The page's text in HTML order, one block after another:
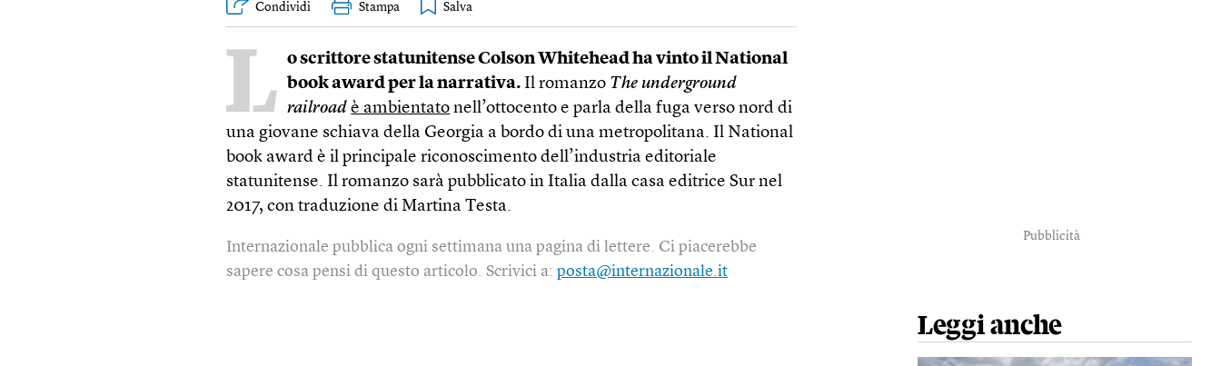
Condividi Stampa
L o scrittore statunitense Colson Whitehead ha vinto il National
book award per la narrativa. Il romanzo The underground
railroad è ambientato nell’ottocento e parla della fuga verso nord di
una giovane schiava della Georgia a bordo di una metropolitana. Il National
book award è il principale riconoscimento dell’industria editoriale
statunitense. Il romanzo sarà pubblicato in Italia dalla casa editrice Sur nel
2017, con traduzione di Martina Testa.
Internazionale pubblica ogni settimana una pagina di lettere. Ci piacerebbe
sapere cosa pensi di questo articolo. Scrivici a:posta@internazionale.it
Pubblicità
Leggi anche